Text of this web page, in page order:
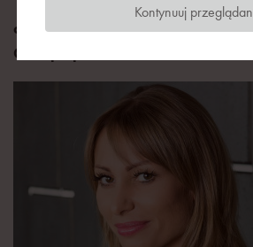
dyrektor zarządzająca, dział
Group Sp. z o.o.
Kontynuuj